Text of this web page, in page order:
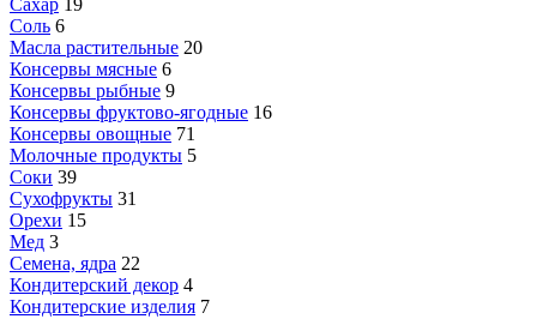
Сахар 19
Соль 6
Масла растительные 20
Консервы мясные 6
Консервы рыбные 9
Консервы фруктово-ягодные 16
Консервы овощные 71
Молочные продукты 5
Соки 39
Сухофрукты 31
Орехи 15
Мед 3
Семена, ядра 22
Кондитерский декор 4
Кондитерские изделия 7